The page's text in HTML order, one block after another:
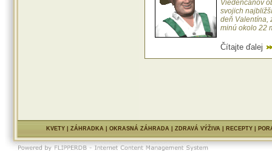
Viedenčanov
svojich
deň Valentína,
minú okolo 22
Čítajte ďalej
KVETY| ZÁHRADKA| OKRASNÁ ZÁHRADA| ZDRAVÁ VÝŽIVA| RECEPTY|